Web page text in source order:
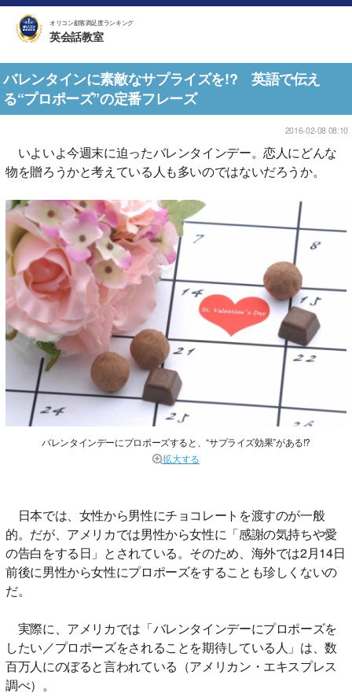
オリコン顧客満足度ランキング
英会話教室
バレンタインに素敵なサプライズを!? 英語で伝え
る“プロポーズ”の定番フレーズ
2016-02-08 08:10
いよいよ今週末に迫ったバレンタインデー。恋人にどんな
物を贈ろうかと考えている人も多いのではないだろうか。
バレンタインデーにプロポーズすると、“サプライズ効果”がある!?
拡大する
日本では、女性から男性にチョコレートを渡すのが一般
的。だが、アメリカでは男性から女性に「感謝の気持ちや愛
の告白をする日」とされている。そのため、海外では2月14日
前後に男性から女性にプロポーズをすることも珍しくないの
だ。
実際に、アメリカでは「バレンタインデーにプロポーズを
したい／プロポーズをされることを期待している人」は、数
百万人にのぼると言われている（アメリカン・エキスプレス
調べ）。